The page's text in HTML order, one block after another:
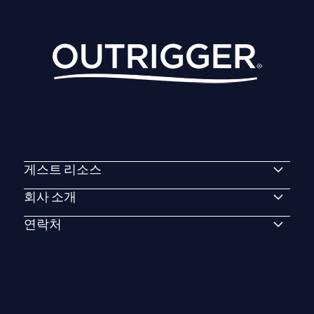
게스트 리소스
회사 소개
연락처